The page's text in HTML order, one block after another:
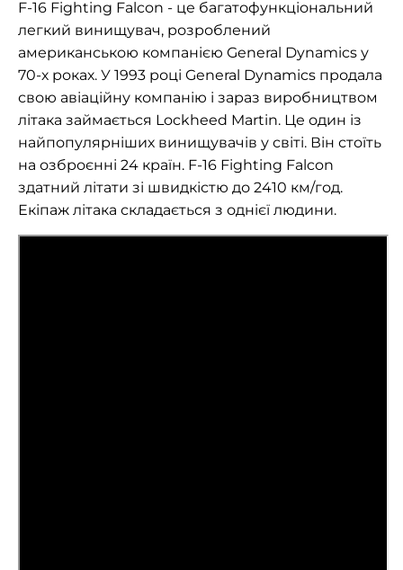
F-16 Fighting Falcon - це багатофункціональний
легкий винищувач, розроблений
американською компанією General Dynamics у
70-х роках. У 1993 році General Dynamics продала
свою авіаційну компанію і зараз виробництвом
літака займається Lockheed Martin. Це один із
найпопулярніших винищувачів у світі. Він стоїть
на озброєнні 24 країн. F-16 Fighting Falcon
здатний літати зі швидкістю до 2410 км/год.
Екіпаж літака складається з однієї людини.